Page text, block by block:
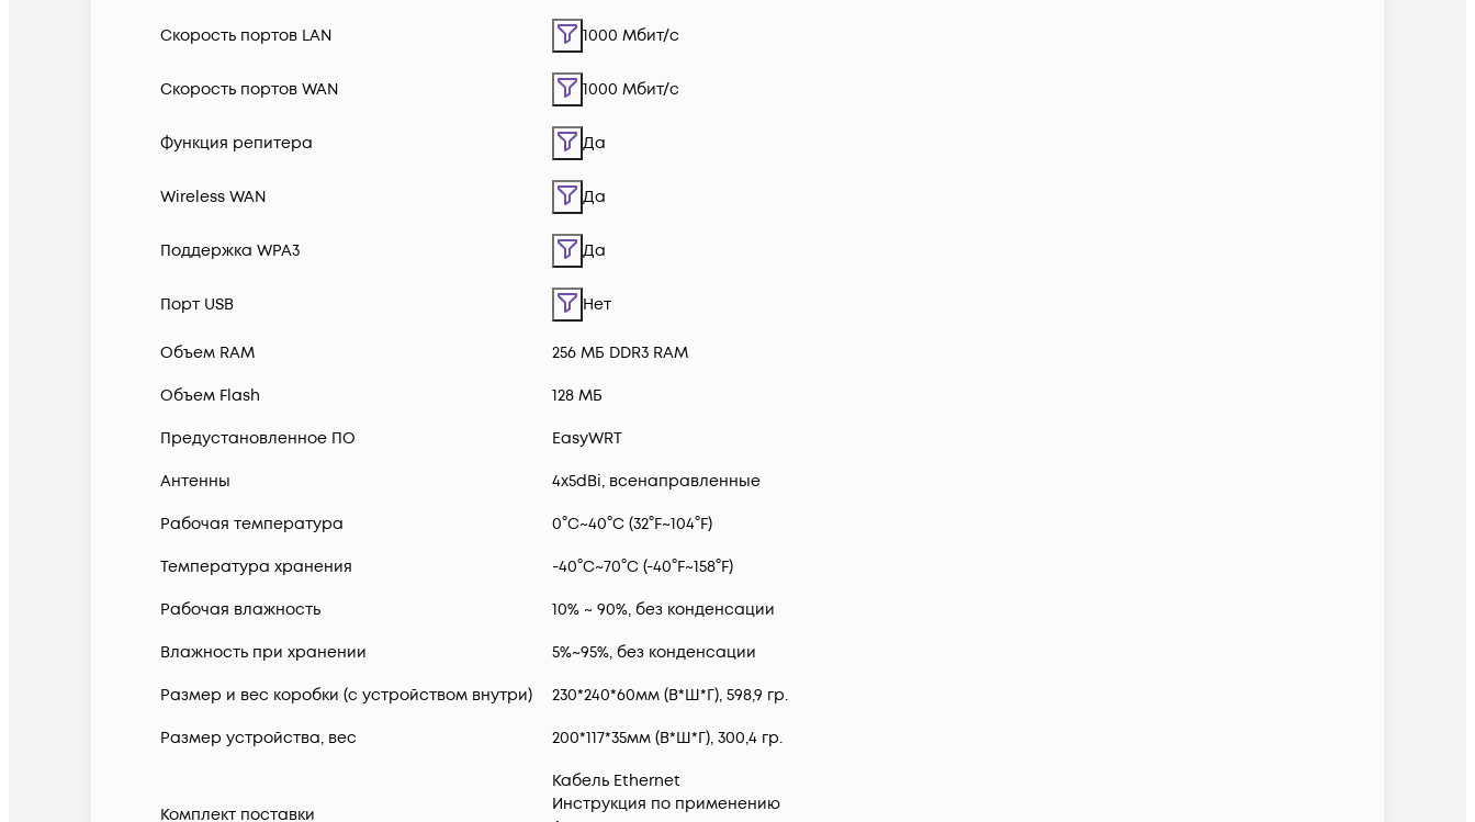
Скорость портов LAN 1000 Мбит/с
Скорость портов WAN 1000 Мбит/с
Функция репитера Да
Wireless WAN Да
Поддержка WPA3 Да
Порт USB Нет
Объем RAM 256 МБ DDR3 RAM
Объем Flash 128 МБ
Предустановленное ПО EasyWRT
Антенны 4х5dBi, всенаправленные
Рабочая температура 0°C~40°C (32°F~104°F)
Температура хранения -40°C~70°C (-40°F~158°F)
Рабочая влажность 10% ~ 90%, без конденсации
Влажность при хранении 5%~95%, без конденсации
Размер и вес коробки (с устройством внутри) 230*240*60мм (В*Ш*Г), 598,9 гр.
Размер устройства, вес 200*117*35мм (В*Ш*Г), 300,4 гр.
Комплект поставки
Кабель Ethernet
Инструкция по применению